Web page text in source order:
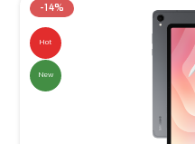
-14%
Hot
New